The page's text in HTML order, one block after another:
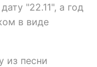
"22.11", а год
в виде
из песни